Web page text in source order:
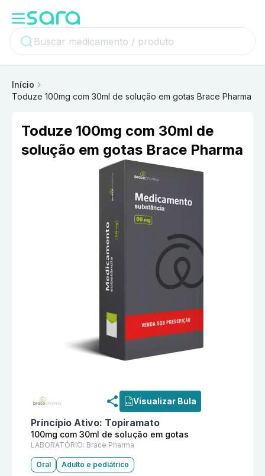
Início
Toduze 100mg com 30ml de solução em gotas Brace Pharma
Toduze 100mg com 30ml de
solução em gotas Brace Pharma
Visualizar Bula
Princípio Ativo: Topiramato
100mg com 30ml de solução em gotas
LABORATÓRIO: Brace Pharma
Oral Adulto e pediátrico